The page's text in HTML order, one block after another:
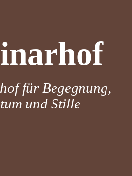
für Begegnung,
und Stille